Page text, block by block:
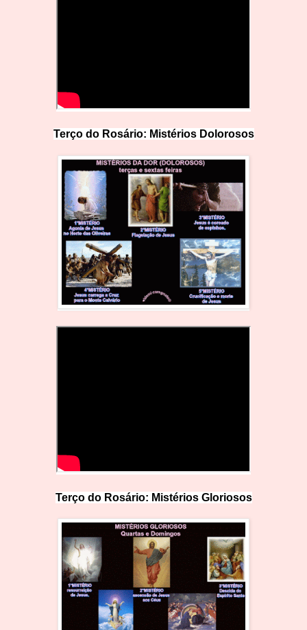
Terço do Rosário: Mistérios Dolorosos
Terço do Rosário: Mistérios Gloriosos